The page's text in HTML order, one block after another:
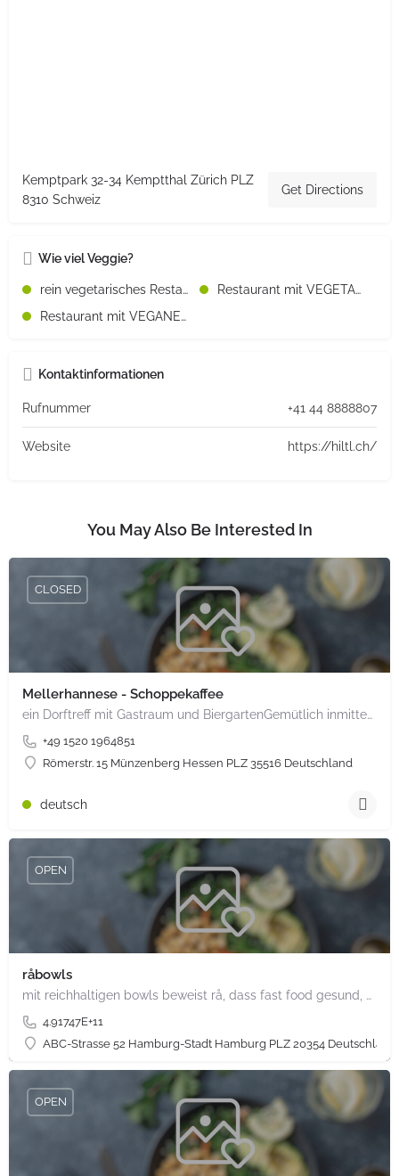
Kemptpark 32-34 Kemptthal Zürich PLZ
8310 Schweiz
Get Directions
Wie viel Veggie?
rein vegetarisches Restaurant
Restaurant mit VEGETARISCHEN Speisen
Restaurant mit VEGANEN Speisen
Kontaktinformationen
Rufnummer +41 44 8888807
Website https://hiltl.ch/
You May Also Be Interested In
Mellerhannese - Schoppekaffee
ein Dorftreff mit Gastraum und BiergartenGemütlich inmitten unserem idyllischen Trais Münzenberg, entlang…
+49 1520 1964851
Römerstr. 15 Münzenberg Hessen PLZ 35516 Deutschland
CLOSED
deutsch
råbowls
mit reichhaltigen bowls beweist rå, dass fast food gesund, nachhaltig und hundertprozentig vegan sein kann.…
4.91747E+11
ABC-Strasse 52 Hamburg-Stadt Hamburg PLZ 20354 Deutschland
OPEN
OPEN